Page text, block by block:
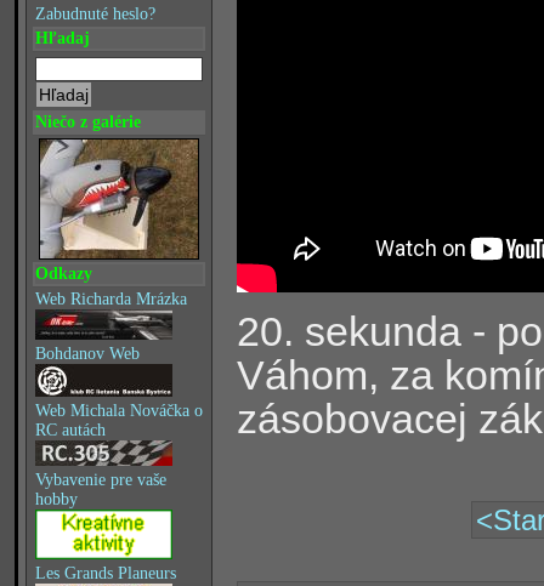
Zabudnuté heslo?
Hľadaj
Niečo z galérie
Odkazy
Web Richarda Mrázka
Bohdanov Web
Web Michala Nováčka o
RC autách
Vybavenie pre vaše
hobby
Les Grands Planeurs
20. sekunda -
Váhom, za
zásobovacej